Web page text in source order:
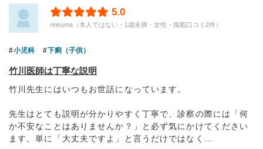
5.0
rinkuma（本人ではない・1歳未満・女性・掲載口コミ2件）
小児科 下痢（子供）
竹川医師は丁寧な説明
竹川先生にはいつもお世話になっています。
先生はとても説明が分かりやすく丁寧で、診察の際には「何
か不安なことはありませんか？」と必ず気にかけてください
ます。単に「大丈夫ですよ」と言うだけではなく...